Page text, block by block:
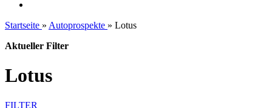
Startseite » Autoprospekte » Lotus
Aktueller Filter
Lotus
FILTER